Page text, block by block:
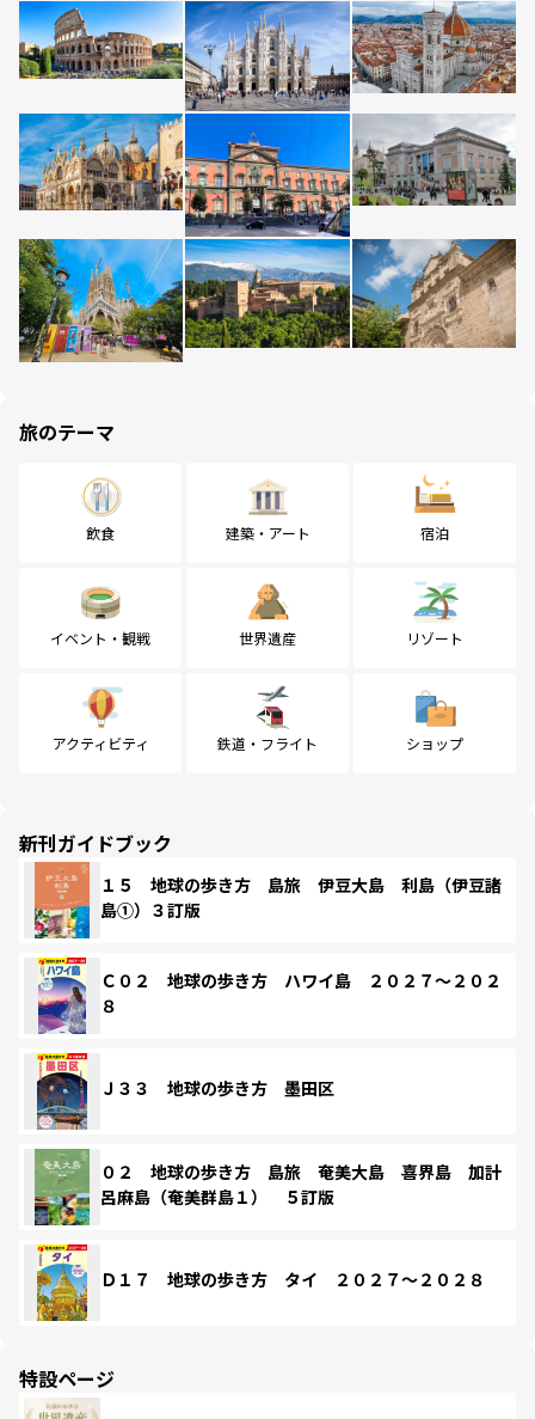
旅のテーマ
飲食 建築・アート 宿泊
イベント・観戦 世界遺産 リゾート
アクティビティ 鉄道・フライト ショップ
新刊ガイドブック
１５ 地球の歩き方 島旅 伊豆大島 利島（伊豆諸
島①）３訂版
Ｃ０２ 地球の歩き方 ハワイ島 ２０２７～２０２
８
Ｊ３３ 地球の歩き方 墨田区
０２ 地球の歩き方 島旅 奄美大島 喜界島 加計
呂麻島（奄美群島１） ５訂版
Ｄ１７ 地球の歩き方 タイ ２０２７～２０２８
特設ページ